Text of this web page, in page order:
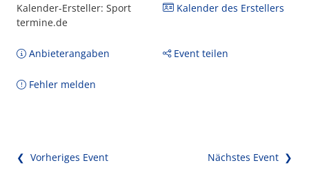
Kalender-Ersteller: Sport
termine.de
Kalender des Erstellers
Anbieterangaben Event teilen
Fehler melden
❮ Vorheriges Event Nächstes Event ❯